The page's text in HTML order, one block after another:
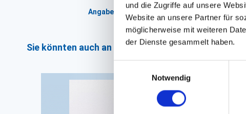
und die Zugriffe auf unsere
Website an unsere Partner für
möglicherweise mit weiteren
der Dienste gesammelt haben.
Notwendig
Angaben zur Informationspflichten der
Sie könnten auch an folgenden Artikeln interessiert